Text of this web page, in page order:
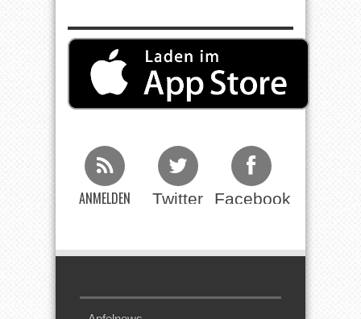
ANMELDEN Twitter Facebook